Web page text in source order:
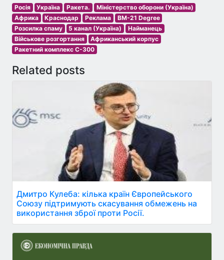
Росія Україна Ракета.
Міністерство оборони (Україна)
Африка
Краснодар Реклама
BM-21 Degree
Розсилка спаму
5 канал (Україна)
Найманець
Військове розгортання
Африканський корпус
Ракетний комплекс С-300
Related posts
Дмитро Кулеба: кілька країн Європейського
Союзу підтримують скасування обмежень на
використання зброї проти Росії.